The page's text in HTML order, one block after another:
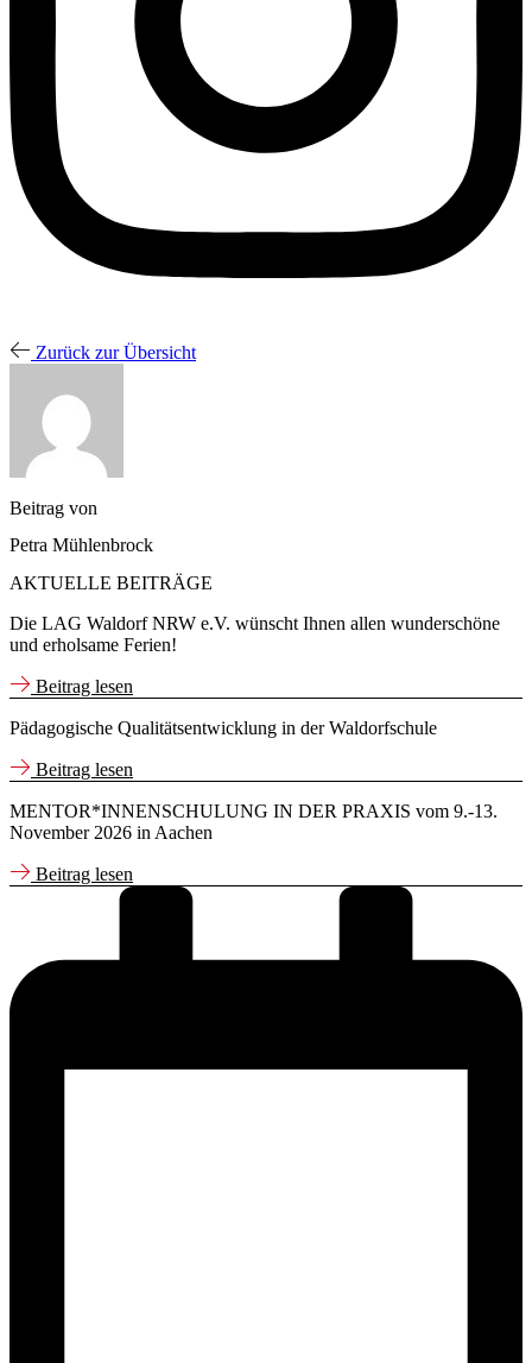
Zurück zur Übersicht
Beitrag von
Petra Mühlenbrock
AKTUELLE BEITRÄGE
Die LAG Waldorf NRW e.V. wünscht Ihnen allen wunderschöne
und erholsame Ferien!
Beitrag lesen
Pädagogische Qualitätsentwicklung in der Waldorfschule
Beitrag lesen
MENTOR*INNENSCHULUNG IN DER PRAXIS vom 9.-13.
November 2026 in Aachen
Beitrag lesen